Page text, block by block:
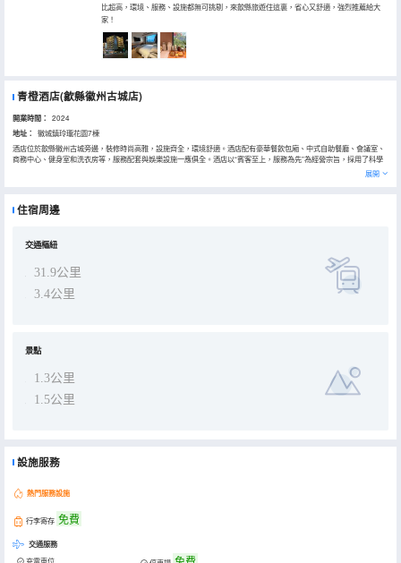
比超高，環境、服務、設施都無可挑剔，來歙縣旅遊住這裏，省心又舒適，強烈推薦給大
家！
青橙酒店(歙縣徽州古城店)
開業時間： 2024
地址：
徽城鎮玲瓏花園7棟
酒店位於歙縣徽州古城旁邊，裝修時尚高雅，設施齊全，環境舒適。酒店配有豪華餐飲包廂、中式自助餐廳、會議室、
商務中心、健身室和洗衣房等，服務配套與娛樂設施一應俱全。酒店以“賓客至上，服務為先”為經營宗旨，採用了科學
的經營機制和管理方法，不斷追求卓越，無論商務、宴會、休閒、娛樂，都是您的理想之選。酒店歡迎您的下榻。展開
住宿周邊
交通樞紐
31.9公里
3.4公里
景點
1.3公里
1.5公里
設施服務
熱門服務設施
行李寄存 免費
交通服務
充電車位